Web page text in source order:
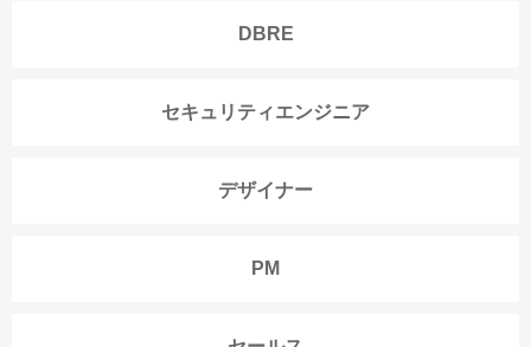
DBRE
セキュリティエンジニア
デザイナー
PM